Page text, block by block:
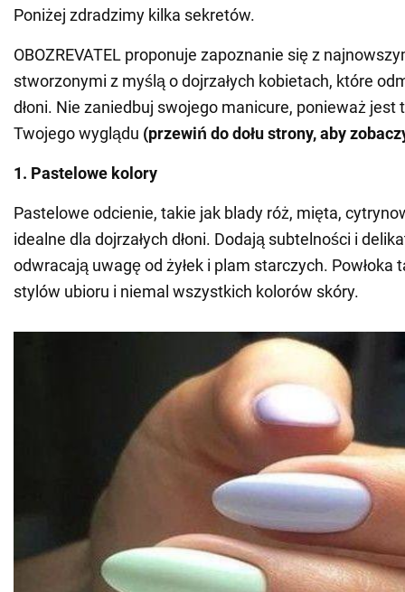
Poniżej zdradzimy kilka sekretów.
OBOZREVATEL proponuje zapoznanie się z
stworzonymi z myślą o dojrzałych kobietach, które
dłoni. Nie zaniedbuj swojego manicure, ponieważ jest
Twojego wyglądu (przewiń do dołu strony, aby
1. Pastelowe kolory
Pastelowe odcienie, takie jak blady róż, mięta,
idealne dla dojrzałych dłoni. Dodają subtelności i
odwracają uwagę od żyłek i plam starczych. Powłoka
stylów ubioru i niemal wszystkich kolorów skóry.